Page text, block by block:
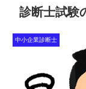
診断士試験
中小企業診断士